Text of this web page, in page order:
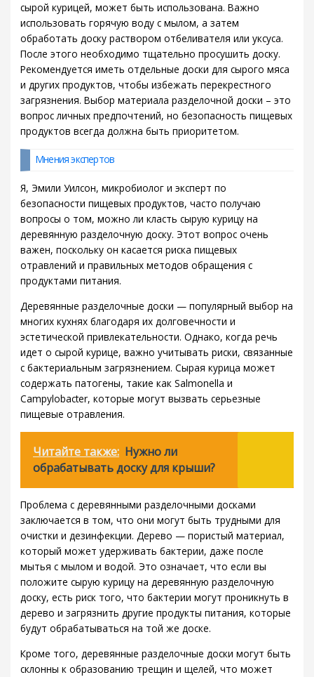
сырой курицей, может быть использована. Важно
использовать горячую воду с мылом, а затем
обработать доску раствором отбеливателя или уксуса.
После этого необходимо тщательно просушить доску.
Рекомендуется иметь отдельные доски для сырого мяса
и других продуктов, чтобы избежать перекрестного
загрязнения. Выбор материала разделочной доски – это
вопрос личных предпочтений, но безопасность пищевых
продуктов всегда должна быть приоритетом.
Мнения экспертов
Я, Эмили Уилсон, микробиолог и эксперт по
безопасности пищевых продуктов, часто получаю
вопросы о том, можно ли класть сырую курицу на
деревянную разделочную доску. Этот вопрос очень
важен, поскольку он касается риска пищевых
отравлений и правильных методов обращения с
продуктами питания.
Деревянные разделочные доски — популярный выбор на
многих кухнях благодаря их долговечности и
эстетической привлекательности. Однако, когда речь
идет о сырой курице, важно учитывать риски, связанные
с бактериальным загрязнением. Сырая курица может
содержать патогены, такие как Salmonella и
Campylobacter, которые могут вызвать серьезные
пищевые отравления.
Читайте также: Нужно ли
обрабатывать доску для крыши?
Проблема с деревянными разделочными досками
заключается в том, что они могут быть трудными для
очистки и дезинфекции. Дерево — пористый материал,
который может удерживать бактерии, даже после
мытья с мылом и водой. Это означает, что если вы
положите сырую курицу на деревянную разделочную
доску, есть риск того, что бактерии могут проникнуть в
дерево и загрязнить другие продукты питания, которые
будут обрабатываться на той же доске.
Кроме того, деревянные разделочные доски могут быть
склонны к образованию трещин и щелей, что может